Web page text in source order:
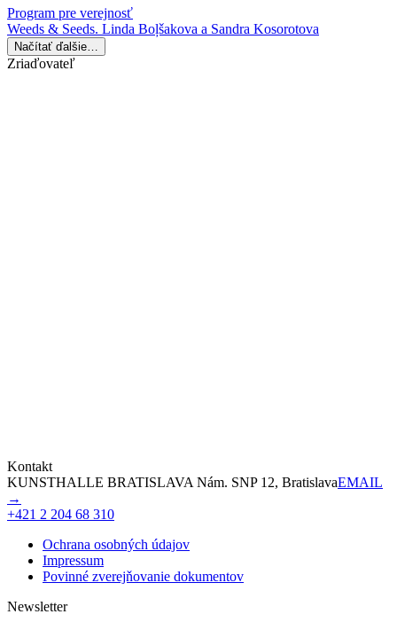
Program pre verejnosť
Weeds & Seeds. Linda Boļšakova a Sandra Kosorotova
Načítať ďalšie…
Zriaďovateľ
Kontakt
KUNSTHALLE BRATISLAVA Nám. SNP 12, BratislavaEMAIL
→
+421 2 204 68 310
Ochrana osobných údajov
Impressum
Povinné zverejňovanie dokumentov
Newsletter